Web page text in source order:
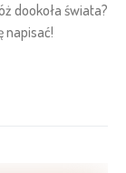
dookoła świata?
napisać!